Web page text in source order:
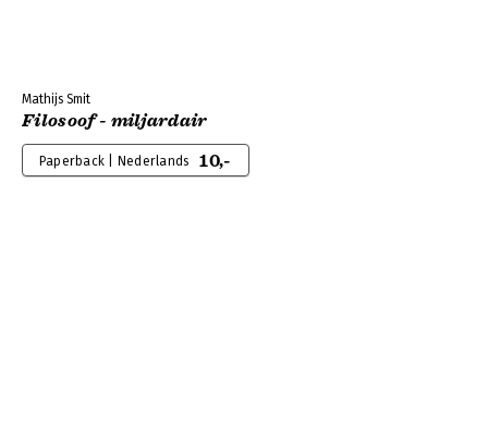
Mathijs Smit
Filosoof - miljardair
Paperback | Nederlands 10,-